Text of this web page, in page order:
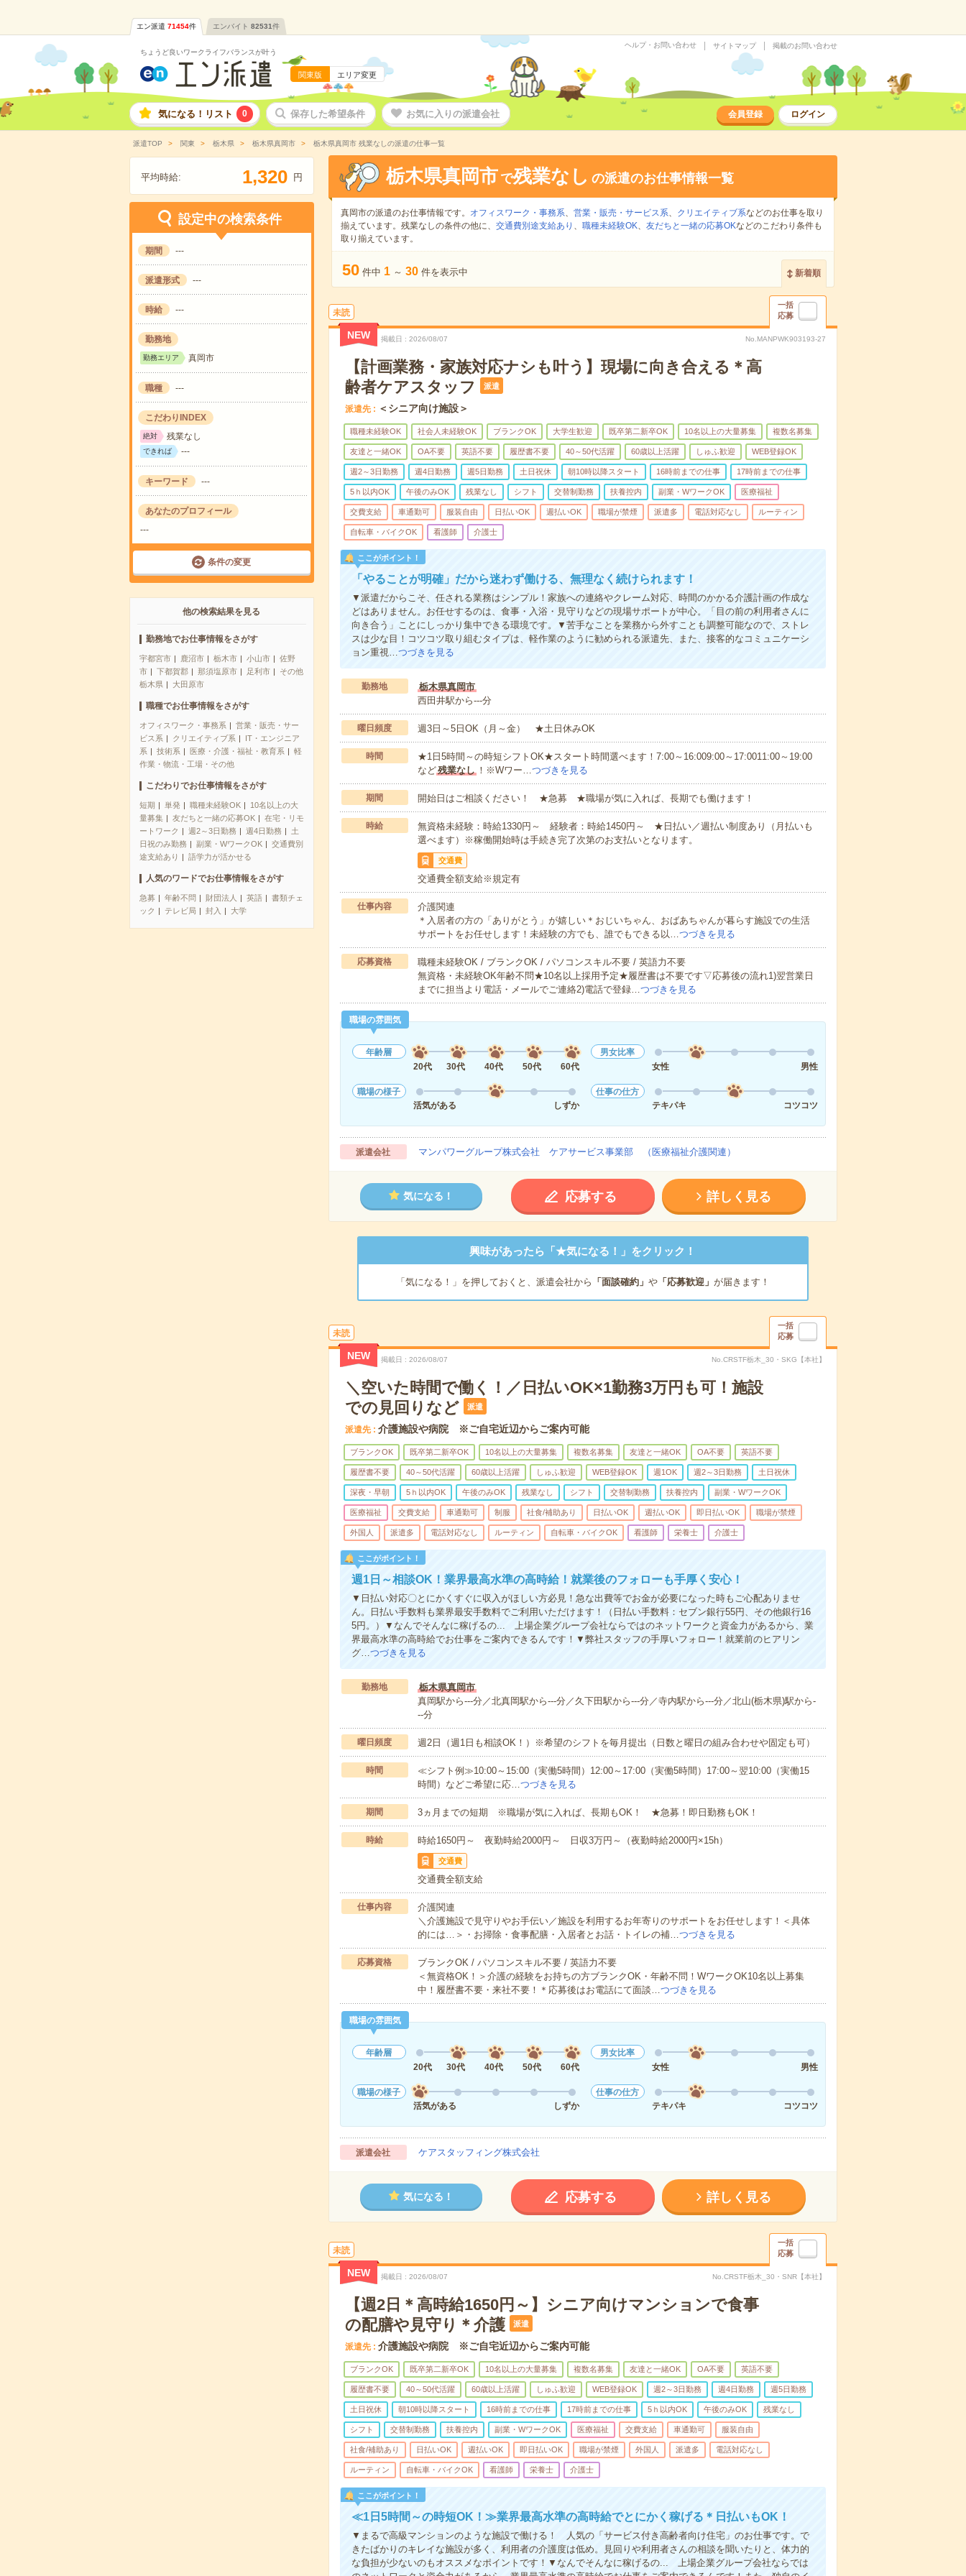
エン派遣 71454件 エンバイト 82531件
ちょうど良いワークライフバランスが叶う
関東版 エリア変更
ヘルプ・お問い合わせ サイトマップ 掲載のお問い合わせ
気になる！リスト 0 保存した希望条件 お気に入りの派遣会社 会員登録 ログイン
派遣TOP 関東 栃木県 栃木県真岡市 栃木県真岡市 残業なしの派遣の仕事一覧
平均時給: 1,320 円
設定中の検索条件
期間 ---
派遣形式 ---
時給 ---
勤務地
勤務エリア 真岡市
職種 ---
こだわりINDEX
絶対 残業なし
できれば ---
キーワード ---
あなたのプロフィール
---
条件の変更
他の検索結果を見る
勤務地でお仕事情報をさがす
宇都宮市 鹿沼市 栃木市 小山市
佐野
市
下都賀郡 那須塩原市 足利市
その他
栃木県
大田原市
職種でお仕事情報をさがす
オフィスワーク・事務系
営業・販売・サー
ビス系
クリエイティブ系
IT・エンジニア
系
技術系 医療・介護・福祉・教育系
軽
作業・物流・工場・その他
こだわりでお仕事情報をさがす
短期 単発 職種未経験OK
10名以上の大
量募集
友だちと一緒の応募OK
在宅・リモ
ートワーク
週2～3日勤務 週4日勤務
土
日祝のみ勤務
副業・WワークOK
交通費別
途支給あり
語学力が活かせる
人気のワードでお仕事情報をさがす
急募 年齢不問 財団法人 英語
書類チェ
ック
テレビ局 封入 大学
栃木県真岡市 で残業なし の派遣のお仕事情報一覧
真岡市の派遣のお仕事情報です。 オフィスワーク・事務系、 営業・販売・サービス系、 クリエイティブ系などのお仕事を取り
揃えています。残業なしの条件の他に、 交通費別途支給あり 、 職種未経験OK、 友だちと一緒の応募OKなどのこだわり条件も
取り揃えています。
50 件中 1 ～ 30 件を表示中 新着順
未読
一括
応募
NEW 掲載日 2026/08/07 No.MANPWK903193-27
【計画業務・家族対応ナシも叶う】現場に向き合える＊高
齢者ケアスタッフ
派遣
派遣先 ＜シニア向け施設＞
職種未経験OK 社会人未経験OK ブランクOK 大学生歓迎 既卒第二新卒OK 10名以上の大量募集 複数名募集
友達と一緒OK OA不要 英語不要 履歴書不要 40～50代活躍 60歳以上活躍 しゅふ歓迎 WEB登録OK
週2～3日勤務 週4日勤務 週5日勤務 土日祝休 朝10時以降スタート 16時前までの仕事 17時前までの仕事
5ｈ以内OK 午後のみOK 残業なし シフト 交替制勤務 扶養控内 副業・WワークOK 医療福祉
交費支給 車通勤可 服装自由 日払いOK 週払いOK 職場が禁煙 派遣多 電話対応なし ルーティン
自転車・バイクOK 看護師 介護士
ここがポイント！
「やることが明確」だから迷わず働ける、無理なく続けられます！
▼派遣だからこそ、任される業務はシンプル！家族への連絡やクレーム対応、時間のかかる介護計画の作成な
どはありません。お任せするのは、食事・入浴・見守りなどの現場サポートが中心。「目の前の利用者さんに
向き合う」ことにしっかり集中できる環境です。▼苦手なことを業務から外すことも調整可能なので、ストレ
スは少な目！コツコツ取り組むタイプは、軽作業のように勧められる派遣先、また、接客的なコミュニケーシ
ョン重視…つづきを見る
勤務地
栃木県真岡市
西田井駅から---分
曜日頻度 週3日～5日OK（月～金） ★土日休みOK
時間
★1日5時間～の時短シフトOK★スタート時間選べます！7:00～16:009:00～17:0011:00～19:00
など残業なし！※Wワー…つづきを見る
期間 開始日はご相談ください！ ★急募 ★職場が気に入れば、長期でも働けます！
時給
無資格未経験：時給1330円～ 経験者：時給1450円～ ★日払い／週払い制度あり（月払いも
選べます）※稼働開始時は手続き完了次第のお支払いとなります。
交通費
交通費全額支給※規定有
仕事内容
介護関連
＊入居者の方の「ありがとう」が嬉しい＊おじいちゃん、おばあちゃんが暮らす施設での生活
サポートをお任せします！未経験の方でも、誰でもできる以…つづきを見る
応募資格
職種未経験OK / ブランクOK / パソコンスキル不要 / 英語力不要
無資格・未経験OK年齢不問★10名以上採用予定★履歴書は不要です▽応募後の流れ1)翌営業日
までに担当より電話・メールでご連絡2)電話で登録…つづきを見る
職場の雰囲気
年齢層
20代
30代 40代 50代 60代
男女比率
女性
男性
職場の様子
活気がある
しずか
仕事の仕方
テキパキ
コツコツ
派遣会社 マンパワーグループ株式会社 ケアサービス事業部 （医療福祉介護関連）
気になる！ 応募する 詳しく見る
興味があったら「★気になる！」をクリック！
「気になる！」を押しておくと、派遣会社から 「面談確約」 や「応募歓迎」 が届きます！
未読
一括
応募
NEW 掲載日 2026/08/07 No.CRSTF栃木_30・SKG【本社】
＼空いた時間で働く！／日払いOK×1勤務3万円も可！施設
での見回りなど
派遣
派遣先 介護施設や病院 ※ご自宅近辺からご案内可能
ブランクOK 既卒第二新卒OK 10名以上の大量募集 複数名募集 友達と一緒OK OA不要 英語不要
履歴書不要 40～50代活躍 60歳以上活躍 しゅふ歓迎 WEB登録OK 週1OK 週2～3日勤務 土日祝休
深夜・早朝 5ｈ以内OK 午後のみOK 残業なし シフト 交替制勤務 扶養控内 副業・WワークOK
医療福祉 交費支給 車通勤可 制服 社食/補助あり 日払いOK 週払いOK 即日払いOK 職場が禁煙
外国人 派遣多 電話対応なし ルーティン 自転車・バイクOK 看護師 栄養士 介護士
ここがポイント！
週1日～相談OK！業界最高水準の高時給！就業後のフォローも手厚く安心！
▼日払い対応〇とにかくすぐに収入がほしい方必見！急な出費等でお金が必要になった時もご心配ありませ
ん。日払い手数料も業界最安手数料でご利用いただけます！（日払い手数料：セブン銀行55円、その他銀行16
5円。）▼なんでそんなに稼げるの... 上場企業グループ会社ならではのネットワークと資金力があるから、業
界最高水準の高時給でお仕事をご案内できるんです！▼弊社スタッフの手厚いフォロー！就業前のヒアリン
グ…つづきを見る
勤務地
栃木県真岡市
真岡駅から---分／北真岡駅から---分／久下田駅から---分／寺内駅から---分／北山(栃木県)駅から-
--分
曜日頻度 週2日（週1日も相談OK！）※希望のシフトを毎月提出（日数と曜日の組み合わせや固定も可）
時間
≪シフト例≫10:00～15:00（実働5時間）12:00～17:00（実働5時間）17:00～翌10:00（実働15
時間）などご希望に応…つづきを見る
期間 3ヵ月までの短期 ※職場が気に入れば、長期もOK！ ★急募！即日勤務もOK！
時給 時給1650円～ 夜勤時給2000円～ 日収3万円～（夜勤時給2000円×15h）
交通費
交通費全額支給
仕事内容
介護関連
＼介護施設で見守りやお手伝い／施設を利用するお年寄りのサポートをお任せします！＜具体
的には…＞・お掃除・食事配膳・入居者とお話・トイレの補…つづきを見る
応募資格
ブランクOK / パソコンスキル不要 / 英語力不要
＜無資格OK！＞介護の経験をお持ちの方ブランクOK・年齢不問！WワークOK10名以上募集
中！履歴書不要・来社不要！＊応募後はお電話にて面談…つづきを見る
職場の雰囲気
年齢層
20代
30代 40代 50代 60代
男女比率
女性
男性
職場の様子
活気がある
しずか
仕事の仕方
テキパキ
コツコツ
派遣会社 ケアスタッフィング株式会社
気になる！ 応募する 詳しく見る
未読
一括
応募
NEW 掲載日 2026/08/07 No.CRSTF栃木_30・SNR【本社】
【週2日＊高時給1650円～】シニア向けマンションで食事
の配膳や見守り＊介護
派遣
派遣先 介護施設や病院 ※ご自宅近辺からご案内可能
ブランクOK 既卒第二新卒OK 10名以上の大量募集 複数名募集 友達と一緒OK OA不要 英語不要
履歴書不要 40～50代活躍 60歳以上活躍 しゅふ歓迎 WEB登録OK 週2～3日勤務 週4日勤務 週5日勤務
土日祝休 朝10時以降スタート 16時前までの仕事 17時前までの仕事 5ｈ以内OK 午後のみOK 残業なし
シフト 交替制勤務 扶養控内 副業・WワークOK 医療福祉 交費支給 車通勤可 服装自由
社食/補助あり 日払いOK 週払いOK 即日払いOK 職場が禁煙 外国人 派遣多 電話対応なし
ルーティン 自転車・バイクOK 看護師 栄養士 介護士
ここがポイント！
≪1日5時間～の時短OK！≫業界最高水準の高時給でとにかく稼げる＊日払いもOK！
▼まるで高級マンションのような施設で働ける！ 人気の「サービス付き高齢者向け住宅」のお仕事です。で
きたばかりのキレイな施設が多く、利用者の介護度は低め。見回りや利用者さんの相談を聞いたりと、体力的
な負担が少ないのもオススメなポイントです！▼なんでそんなに稼げるの... 上場企業グループ会社ならでは